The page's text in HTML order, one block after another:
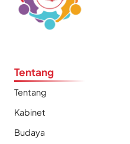
Tentang
Tentang
Kabinet
Budaya